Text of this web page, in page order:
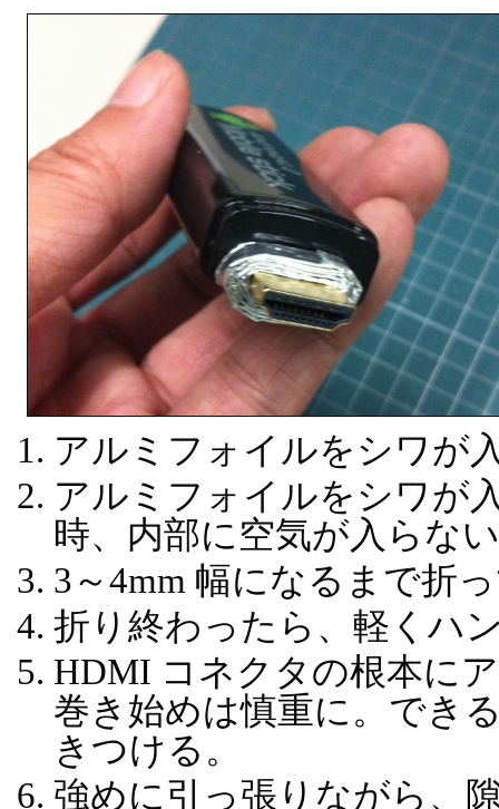
アルミフォイルをシワが
アルミフォイルをシワが
時、内部に空気が入らな
3～4mm 幅になるまで折
折り終わったら、軽くハ
HDMI コネクタの根本に
巻き始めは慎重に。でき
きつける。
強めに引っ張りながら、